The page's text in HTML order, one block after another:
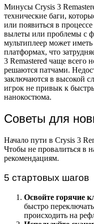
Минусы Crysis 3
технические баги,
или появиться в
вылеты или проблемы с
мультиплеер может
платформах, что
3 Remastered чаще всего
решаются патчами.
заключаются в высокой
игрок не привык к
нанокостюма.
Советы для
Начало пути в Crysis 3
Чтобы не провалиться в
рекомендациям.
5 стартовых шагов
Освойте горячие
быстро
происходить на